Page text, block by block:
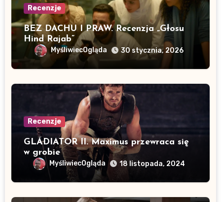
Recenzje
BEZ DACHU I PRAW. Recenzja „Głosu
Hind Rajab”
MyśliwiecOgląda 30 stycznia, 2026
Recenzje
GLADIATOR II. Maximus przewraca się
w grobie
MyśliwiecOgląda 18 listopada, 2024